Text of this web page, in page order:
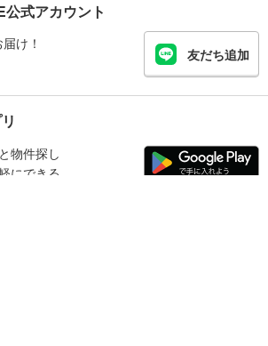
式アカウント
け！
友だち追加
物件探し
にできる